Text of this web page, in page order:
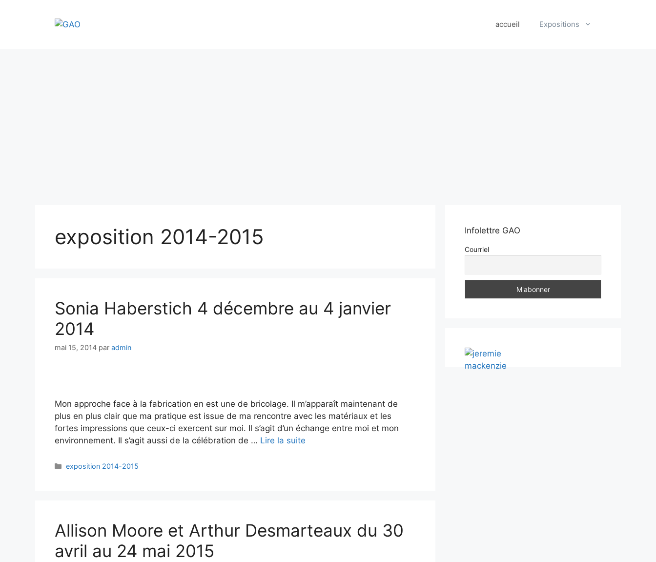
accueil Expositions
exposition 2014-2015
Sonia Haberstich 4 décembre au 4 janvier
2014
mai 15, 2014 par admin
Mon approche face à la fabrication en est une de bricolage. Il m’apparaît maintenant de
plus en plus clair que ma pratique est issue de ma rencontre avec les matériaux et les
fortes impressions que ceux-ci exercent sur moi. Il s’agit d’un échange entre moi et mon
environnement. Il s’agit aussi de la célébration de … Lire la suite
exposition 2014-2015
Allison Moore et Arthur Desmarteaux du 30
avril au 24 mai 2015
Infolettre GAO
Courriel